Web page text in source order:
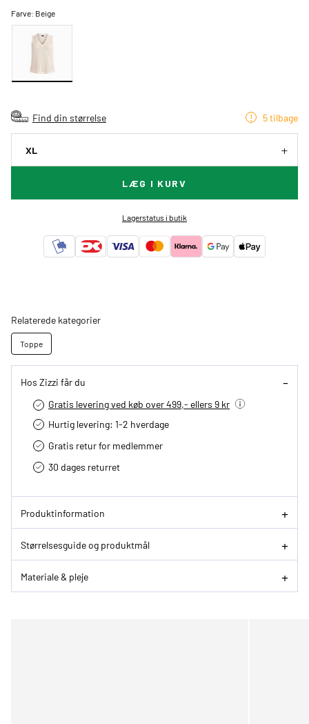
Farve: Beige
Find din størrelse 5 tilbage
XL
LÆG I KURV
Lagerstatus i butik
Relaterede kategorier
Toppe
Hos Zizzi får du
Gratis levering ved køb over 499,- ellers 9 kr
Hurtig levering­: 1-2 hverdage
Gratis retur for medlemmer
30 dages returret
Produktinformation
Størrelsesguide og produktmål
Materiale & pleje